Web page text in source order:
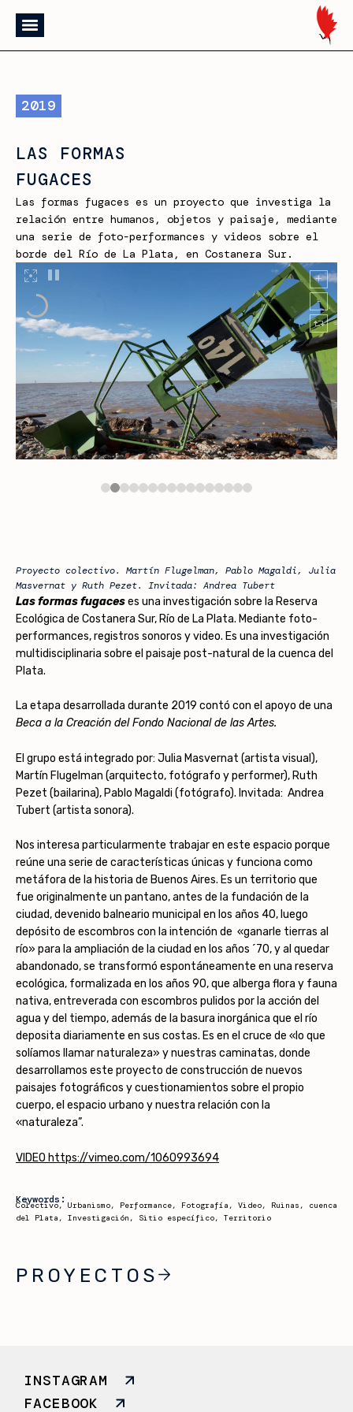
2019
LAS FORMAS
FUGACES
Las formas fugaces es un proyecto que investiga la
relación entre humanos, objetos y paisaje, mediante
una serie de foto-performances y videos sobre el
borde del Río de La Plata, en Costanera Sur.
Proyecto colectivo. Martín Flugelman, Pablo Magaldi, Julia
Masvernat y Ruth Pezet. Invitada: Andrea Tubert
Las formas fugaceses una investigación sobre la Reserva
Ecológica de Costanera Sur, Río de La Plata. Mediante foto-
performances, registros sonoros y video. Es una investigación
multidisciplinaria sobre el paisaje post-natural de la cuenca del
Plata.
La etapa desarrollada durante 2019 contó con el apoyo de una
Beca a la Creación del Fondo Nacional de las Artes.
El grupo está integrado por: Julia Masvernat (artista visual),
Martín Flugelman (arquitecto, fotógrafo y performer), Ruth
Pezet (bailarina), Pablo Magaldi (fotógrafo). Invitada: Andrea
Tubert (artista sonora).
Nos interesa particularmente trabajar en este espacio porque
reúne una serie de características únicas y funciona como
metáfora de la historia de Buenos Aires. Es un territorio que
fue originalmente un pantano, antes de la fundación de la
ciudad, devenido balneario municipal en los años 40, luego
depósito de escombros con la intención de «ganarle tierras al
río» para la ampliación de la ciudad en los años ´70, y al quedar
abandonado, se transformó espontáneamente en una reserva
ecológica, formalizada en los años 90, que alberga flora y fauna
nativa, entreverada con escombros pulidos por la acción del
agua y del tiempo, además de la basura inorgánica que el río
deposita diariamente en sus costas. Es en el cruce de «lo que
solíamos llamar naturaleza» y nuestras caminatas, donde
desarrollamos este proyecto de construcción de nuevos
paisajes fotográficos y cuestionamientos sobre el propio
cuerpo, el espacio urbano y nuestra relación con la
«naturaleza”.
VIDEO https://vimeo.com/1060993694
Keywords:
Colectivo, Urbanismo, Performance, Fotografía, Video, Ruinas, cuenca
del Plata, Investigación, Sitio específico, Territorio
PROYECTOS
INSTAGRAM
FACEBOOK